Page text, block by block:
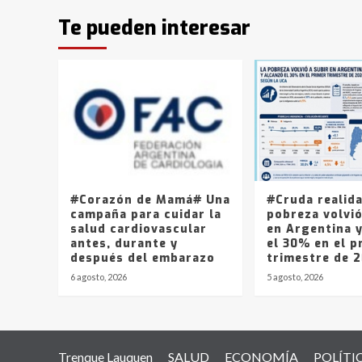
Te pueden interesar
#Corazón de Mamá# Una
campaña para cuidar la
salud cardiovascular
antes, durante y
después del embarazo
6 agosto, 2026
#Cruda
pobreza
en Argentina
el 30% en el
trimestre de
5 agosto, 2026
Trenque Lauquen SALUD ECONOMÍA